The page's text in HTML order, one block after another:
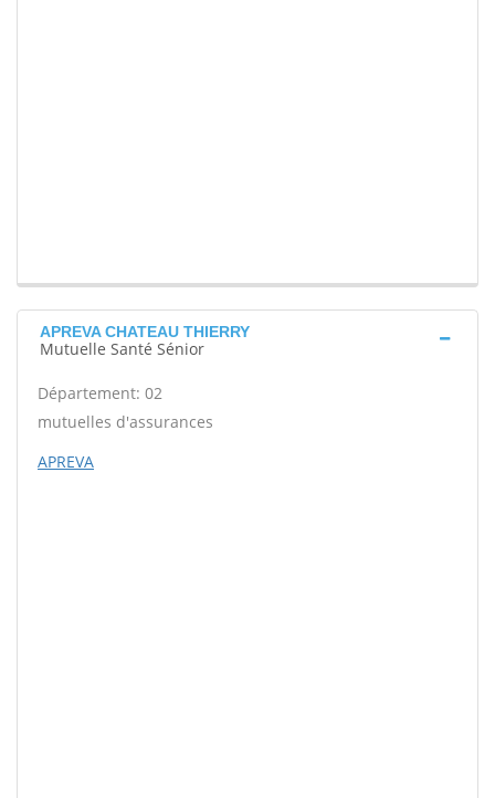
APREVA CHATEAU THIERRY
Mutuelle Santé Sénior
Département: 02
mutuelles d'assurances
APREVA